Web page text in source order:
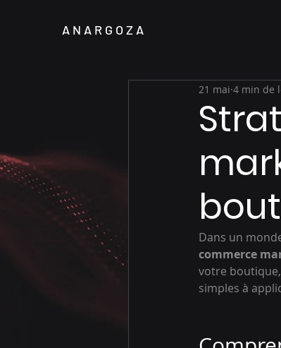
A N A R G O Z A
21 mai 4 min de
Dans un
commerce
votre
simples à